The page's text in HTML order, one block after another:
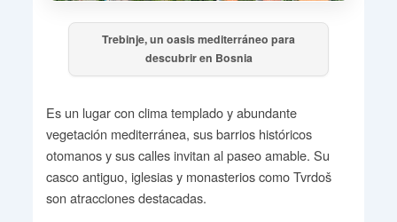
Trebinje, un oasis mediterráneo para
descubrir en Bosnia
Es un lugar con clima templado y abundante
vegetación mediterránea, sus barrios históricos
otomanos y sus calles invitan al paseo amable. Su
casco antiguo, iglesias y monasterios como Tvrdoš
son atracciones destacadas.